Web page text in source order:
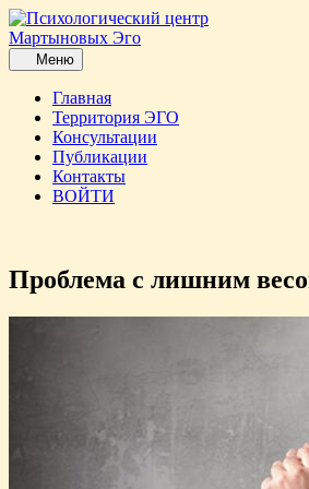
Перейти
до
вмістуМенюМеню
Главная
Территория ЭГО
Консультации
Публикации
Контакты
ВОЙТИ
Проблема с лишним